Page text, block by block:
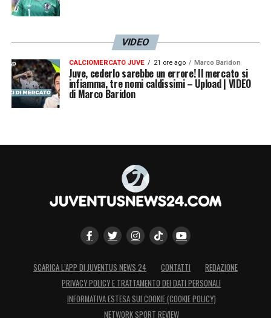
VIDEO
CALCIOMERCATO JUVE 21 ore ago Marco Baridon
Juve, cederlo sarebbe un errore! Il mercato si
infiamma, tre nomi caldissimi – Upload | VIDEO
di Marco Baridon
SCARICA L’APP DI JUVENTUS NEWS 24 CONTATTI
REDAZIONE
PRIVACY POLICY E TRATTAMENTO DEI DATI PERSONALI
INFORMATIVA ESTESA SUI COOKIE (COOKIE POLICY)
NETWORK SPORT REVIEW